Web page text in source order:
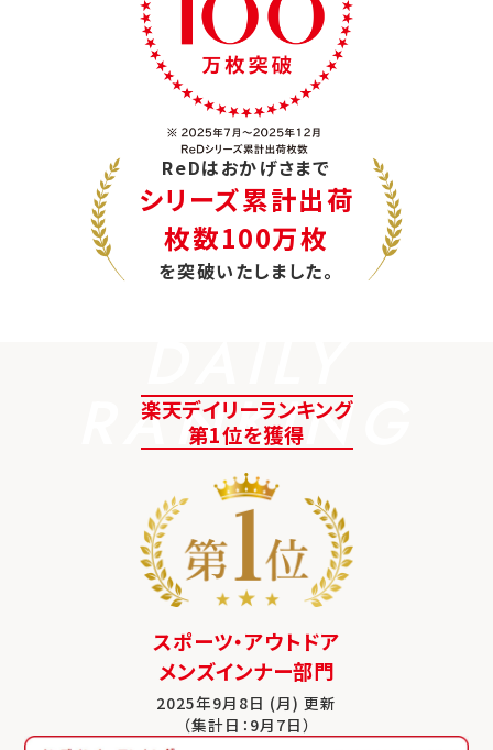
ReDはおかげさまで
シリーズ累計出荷
枚数100万枚
を突破いたしました。
RANKING
楽天デイリーランキング
第1位を獲得
スポーツ・アウトドア
メンズインナー部門
2025年9月8日 (月) 更新
（集計日：9月7日）